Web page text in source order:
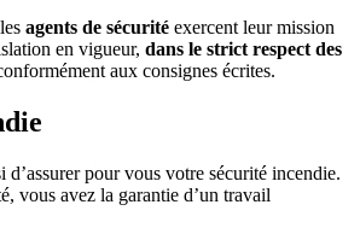
agents de sécurité exercent leur mission
en vigueur, dans le strict respect des
aux consignes écrites.
d’assurer pour vous votre sécurité incendie.
vous avez la garantie d’un travail